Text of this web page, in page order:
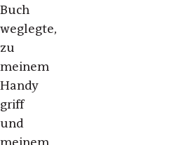
Buch
weglegte,
zu
meinem
Handy
griff
und